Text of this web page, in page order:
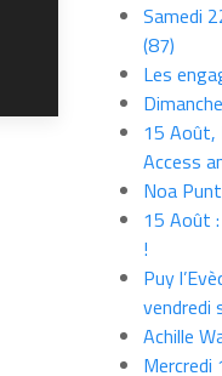
Samedi
(87)
Les
15 Août,
Access
Noa
15 Août
!
Puy
vendredi
Achille
Mercredi